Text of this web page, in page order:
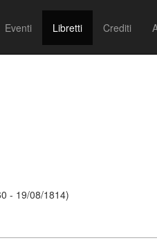
Eventi Libretti Crediti
- 19/08/1814)